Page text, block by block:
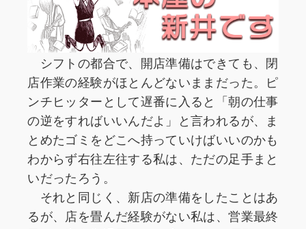
シフトの都合で、開店準備はできても、閉
店作業の経験がほとんどないままだった。ピ
ンチヒッターとして遅番に入ると「朝の仕事
の逆をすればいいんだよ」と言われるが、ま
とめたゴミをどこへ持っていけばいいのかも
わからず右往左往する私は、ただの足手まと
いだったろう。
それと同じく、新店の準備をしたことはあ
るが、店を畳んだ経験がない私は、営業最終